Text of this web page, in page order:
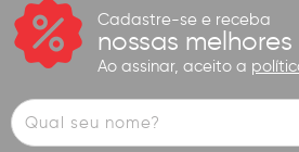
Cadastre-se e receba
nossas
Ao assinar, aceito a